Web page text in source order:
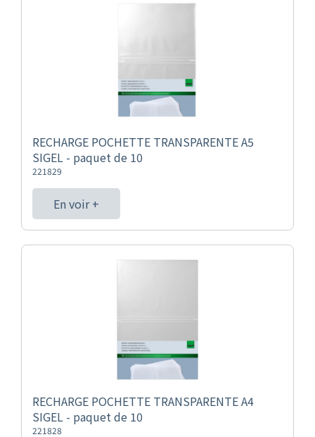
RECHARGE POCHETTE TRANSPARENTE A5
SIGEL - paquet de 10
221829
En voir +
RECHARGE POCHETTE TRANSPARENTE A4
SIGEL - paquet de 10
221828